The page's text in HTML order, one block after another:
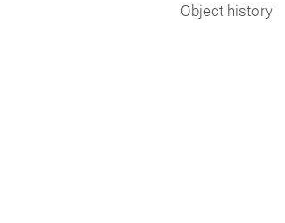
Object history